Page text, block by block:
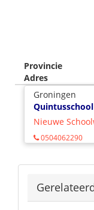
Provincie
Adres
Groningen
Nieuwe
0504062290